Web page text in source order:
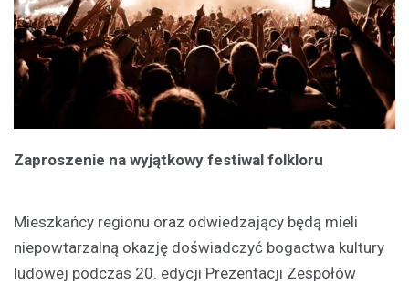
Zaproszenie na wyjątkowy festiwal folkloru
Mieszkańcy regionu oraz odwiedzający będą mieli
niepowtarzalną okazję doświadczyć bogactwa kultury
ludowej podczas 20. edycji Prezentacji Zespołów